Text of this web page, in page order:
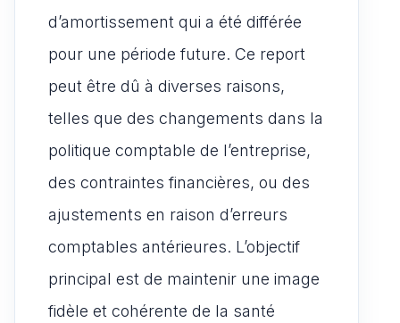
d’amortissement qui a été différée
pour une période future. Ce report
peut être dû à diverses raisons,
telles que des changements dans la
politique comptable de l’entreprise,
des contraintes financières, ou des
ajustements en raison d’erreurs
comptables antérieures. L’objectif
principal est de maintenir une image
fidèle et cohérente de la santé